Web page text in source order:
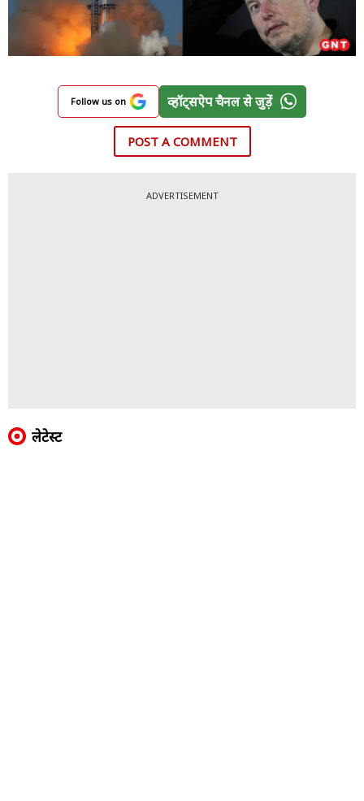
Follow us on व्हॉट्सऐप चैनल से जुड़ें
POST A COMMENT
ADVERTISEMENT
लेटेस्ट